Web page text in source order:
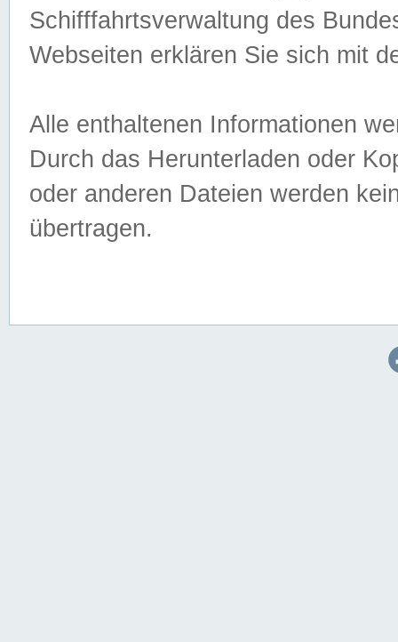
Schifffahrtsverwaltung des
Webseiten erklären Sie sich mit
Alle enthaltenen Informationen
Durch das Herunterladen oder
oder anderen Dateien werden
übertragen.